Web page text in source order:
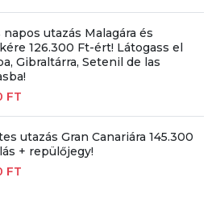
utazás Malagára és
126.300 Ft-ért! Látogass el
Gibraltárra, Setenil de las
FT
utazás Gran Canariára 145.300
+ repülőjegy!
FT